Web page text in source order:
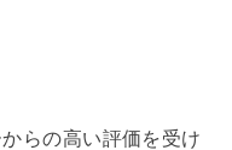
らの高い評価を受け